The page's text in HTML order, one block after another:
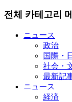
전체 카테고리
ニュース
政治
国際・
社会・
最新記
ニュース
経済